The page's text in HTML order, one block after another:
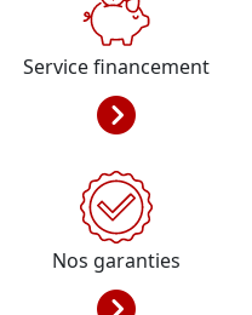
Service financement
Nos garanties